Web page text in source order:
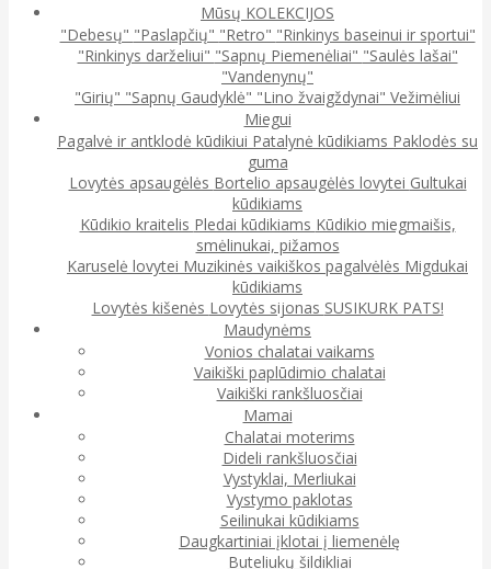
Mūsų KOLEKCIJOS
"Debesų" "Paslapčių" "Retro" "Rinkinys baseinui ir sportui"
"Rinkinys darželiui" "Sapnų Piemenėliai" "Saulės lašai"
"Vandenynų"
"Girių" "Sapnų Gaudyklė" "Lino žvaigždynai" Vežimėliui
Miegui
Pagalvė ir antklodė kūdikiui Patalynė kūdikiams Paklodės su
guma
Lovytės apsaugėlės Bortelio apsaugėlės lovytei Gultukai
kūdikiams
Kūdikio kraitelis Pledai kūdikiams Kūdikio miegmaišis,
smėlinukai, pižamos
Karuselė lovytei Muzikinės vaikiškos pagalvėlės Migdukai
kūdikiams
Lovytės kišenės Lovytės sijonas SUSIKURK PATS!
Maudynėms
Vonios chalatai vaikams
Vaikiški paplūdimio chalatai
Vaikiški rankšluosčiai
Mamai
Chalatai moterims
Dideli rankšluosčiai
Vystyklai, Merliukai
Vystymo paklotas
Seilinukai kūdikiams
Daugkartiniai įklotai į liemenėlę
Buteliukų šildikliai